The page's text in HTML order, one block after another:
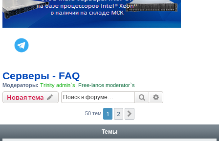
Серверы - FAQ
Модераторы: Trinity admin`s Free-lance moderator`s
Новая тема Поиск
50 тем 1 2
Темы